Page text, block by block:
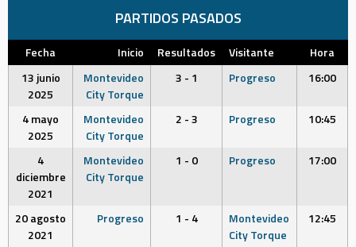
PARTIDOS PASADOS
Fecha Inicio Resultados Visitante
Hora
13 junio
2025
Montevideo
City Torque
3 - 1 Progreso 16:00
4 mayo
2025
Montevideo
City Torque
2 - 3 Progreso 10:45
4
diciembre
2021
Montevideo
City Torque
1 - 0 Progreso 17:00
20 agosto
2021
Progreso 1 - 4
Montevideo
City Torque
12:45